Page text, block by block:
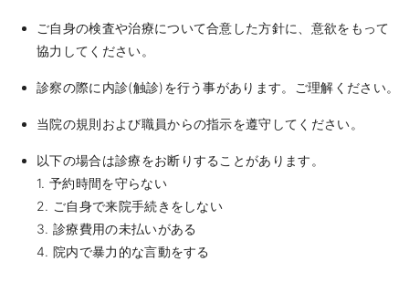
ご自身の検査や治療について合意した方針に、意欲をもって
協力してください。
診察の際に内診(触診)を行う事があります。ご理解ください。
当院の規則および職員からの指示を遵守してください。
以下の場合は診療をお断りすることがあります。
1. 予約時間を守らない
2. ご自身で来院手続きをしない
3. 診療費用の未払いがある
4. 院内で暴力的な言動をする